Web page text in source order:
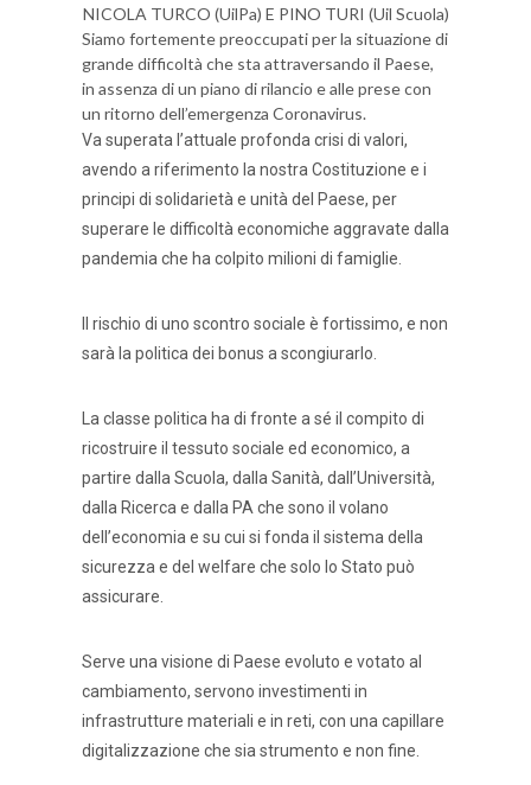
NICOLA TURCO (UilPa) E PINO TURI (Uil Scuola)
Siamo fortemente preoccupati per la situazione di
grande difficoltà che sta attraversando il Paese,
in assenza di un piano di rilancio e alle prese con
un ritorno dell’emergenza Coronavirus.
Va superata l’attuale profonda crisi di valori,
avendo a riferimento la nostra Costituzione e i
principi di solidarietà e unità del Paese, per
superare le difficoltà economiche aggravate dalla
pandemia che ha colpito milioni di famiglie.
Il rischio di uno scontro sociale è fortissimo, e non
sarà la politica dei bonus a scongiurarlo.
La classe politica ha di fronte a sé il compito di
ricostruire il tessuto sociale ed economico, a
partire dalla Scuola, dalla Sanità, dall’Università,
dalla Ricerca e dalla PA che sono il volano
dell’economia e su cui si fonda il sistema della
sicurezza e del welfare che solo lo Stato può
assicurare.
Serve una visione di Paese evoluto e votato al
cambiamento, servono investimenti in
infrastrutture materiali e in reti, con una capillare
digitalizzazione che sia strumento e non fine.